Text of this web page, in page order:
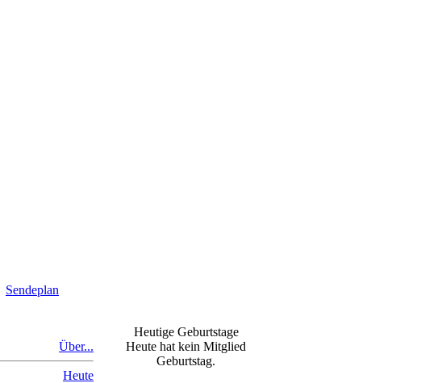
Sendeplan
Über...
Heute
Heutige Geburtstage
Heute hat kein Mitglied
Geburtstag.